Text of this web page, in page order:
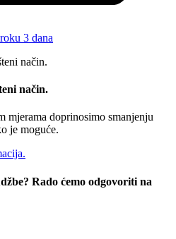
3 dana
način.
mjerama doprinosimo smanjenju
je moguće.
Rado ćemo odgovoriti na